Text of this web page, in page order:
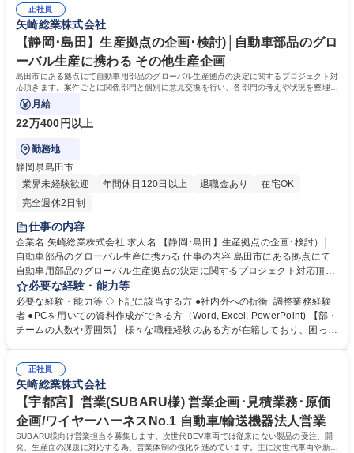
料・構造体の創成 ■低温から高温に至る各温度帯に適合する材料研究及び
最終的なシステム提案まで含めた研究企画 募集職種 【裾野市】◆熱制御
材料の設計(熱対策・熱エネルギー変換を担う機能材料研究)
切にする」経営が徹底されており、短期的利益ではなく長期的な顧客との
信頼を、株主還元ではなく従業員・地域への還元を大切にしていることか
ら、売上2兆円超でも非上場を貫く超巨大企業。朝・昼・夕利用できる社
員食堂/企業内保育園/トレーニングジムなど各種福利厚生施設充実※拠点
による 学歴・資格 学歴：大学院 大学 高専 語学力： 資格：
正社員
矢崎総業株式会社
【静岡･島田】生産拠点の企画･検討)│自動車部品のグロ
ーバル生産に携わる その他生産企画
島田市にある拠点にて自動車用部品のグローバル生産拠点の決定に関するプロジェクト対
応頂きます。案件ごとに関係部門と個別に意見交換を行い、各部門の考えや状況を整理し
ながら、プロジェクト推進を行います。
月給
22万400円以上
勤務地
静岡県島田市
業界未経験歓迎
年間休日120日以上 退職金あり
在宅OK
完全週休2日制
仕事の内容
企業名 矢崎総業株式会社 求人名 【静岡･島田】生産拠点の企画･検討）│
自動車部品のグローバル生産に携わる 仕事の内容 島田市にある拠点にて
自動車用部品のグローバル生産拠点の決定に関するプロジェクト対応頂き
ます。案件ごとに関係部門と個別に意見交換を行い、各部門の考えや状況
を整理しながら、プロジェクト推進を行います。 【今回の求人の具体的な
ミッション・仕事内容・職務の魅力】 ・受注活動における最適サプライチ
ェーン検討を行います。 Ｌコスト分析・評価、地政学リスクの考慮、等々
品のグローバル生産に携わる
必要な経験・能力等
必要な経験・能力等 ◇下記に該当する方 ●社内外への折衝･調整業務経験
者 ●PCを用いての資料作成ができる方（Word, Excel, PowerPoint) 【部・
チームの人数や雰囲気】 様々な職種経験のある方が在籍しており、困った
され、様々なバックグラウンドを持つ（製造現場、海外駐在経験者）方々
が活躍しています。 学歴・資格 学歴：大学院 大学 高専 語学力： 資格：
正社員
矢崎総業株式会社
【宇都宮】営業(SUBARU様) 営業企画･見積業務･原価
企画/ワイヤーハーネスNo.1 自動車/輸送機器法人営業
SUBARU様向け営業担当を募集します。次世代BEV車両では従来にない製品の受注、開
発、生産面の課題に対応する為、営業体制の強化を進めています。主に次世代車両や新規